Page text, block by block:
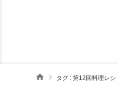
タグ : 第12回料理レ